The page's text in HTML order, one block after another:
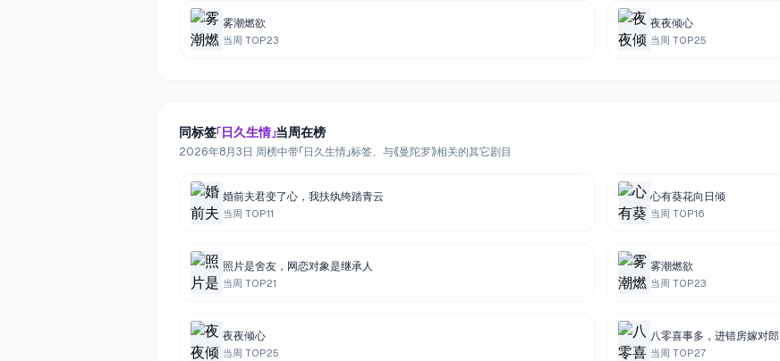
雾潮燃欲
当周 TOP23
夜夜倾心
当周 TOP25
同标签「日久生情」当周在榜
2026年8月3日 周榜中带「日久生情」标签、与《曼陀罗》相关的其它剧目
婚前夫君变了心，我扶纨绔踏青云
当周 TOP11
心有葵花向日倾
当周 TOP16
照片是舍友，网恋对象是继承人
当周 TOP21
雾潮燃欲
当周 TOP23
夜夜倾心
当周 TOP25
八零喜事多，进错房嫁对郎
当周 TOP27